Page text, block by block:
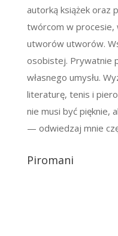
autorką książek oraz
twórcom w procesie,
utworów utworów.
osobistej. Prywatnie
własnego umysłu.
literaturę, tenis i
nie musi być pięknie,
— odwiedzaj mnie
Piromani